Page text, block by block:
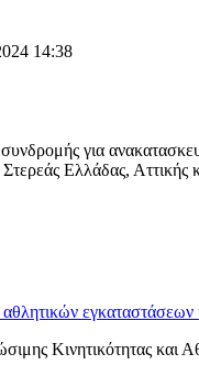
14:38
για
Ελλάδας, Αττικής
Κινητικότητας